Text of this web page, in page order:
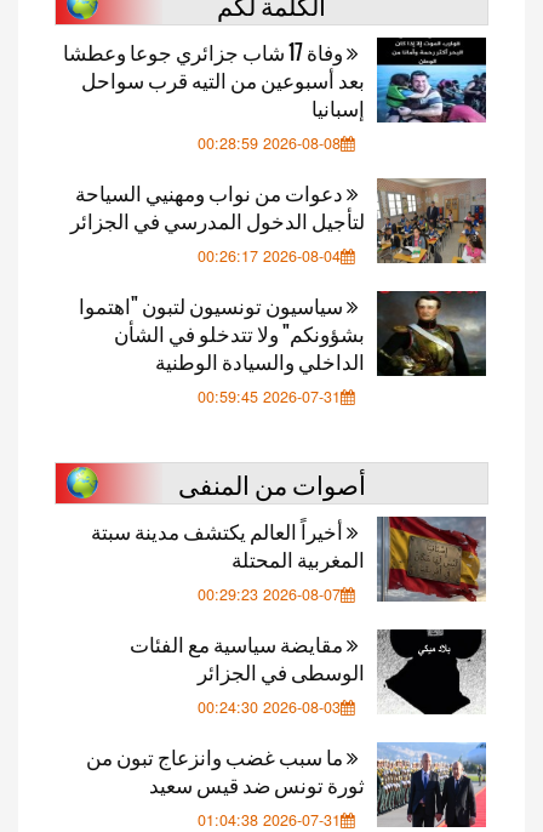
وفاة 17 شاب جزائري جوعا وعطشا
بعد أسبوعين من التيه قرب سواحل
إسبانيا
2026-08-08 00:28:59
دعوات من نواب ومهنيي السياحة
لتأجيل الدخول المدرسي في الجزائر
2026-08-04 00:26:17
سياسيون تونسيون لتبون "اهتموا
بشؤونكم" ولا تتدخلو في الشأن
الداخلي والسيادة الوطنية
2026-07-31 00:59:45
أصوات من المنفى
أخيراً العالم يكتشف مدينة سبتة
المغربية المحتلة
2026-08-07 00:29:23
مقايضة سياسية مع الفئات
الوسطى في الجزائر
2026-08-03 00:24:30
ما سبب غضب وانزعاج تبون من
ثورة تونس ضد قيس سعيد
2026-07-31 01:04:38